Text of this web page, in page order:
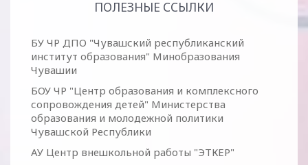
ПОЛЕЗНЫЕ ССЫЛКИ
БУ ЧР ДПО "Чувашский республиканский
институт образования" Минобразования
Чувашии
БОУ ЧР "Центр образования и комплексного
сопровождения детей" Министерства
образования и молодежной политики
Чувашской Республики
АУ Центр внешкольной работы "ЭТКЕР"